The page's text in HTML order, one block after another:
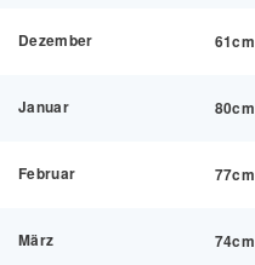
Dezember 61cm
Januar 80cm
Februar 77cm
März 74cm